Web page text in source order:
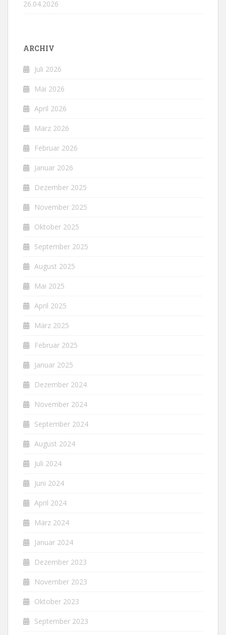
26.04.2026
ARCHIV
Juli 2026
Mai 2026
April 2026
März 2026
Februar 2026
Januar 2026
Dezember 2025
November 2025
Oktober 2025
September 2025
August 2025
Mai 2025
April 2025
März 2025
Februar 2025
Januar 2025
Dezember 2024
November 2024
September 2024
August 2024
Juli 2024
Juni 2024
April 2024
März 2024
Januar 2024
Dezember 2023
November 2023
Oktober 2023
September 2023